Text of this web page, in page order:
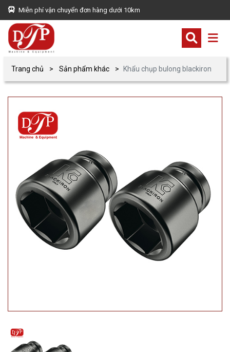
Miễn phí vận chuyển đơn hàng dưới 10km
Trang chủ Sản phẩm khác Khẩu chụp bulong blackiron